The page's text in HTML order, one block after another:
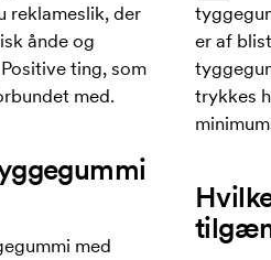
reklameslik, der
ånde og
ting, som
med.
med
er af
trykkes